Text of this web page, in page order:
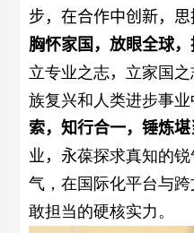
步，在合作中创新，
胸怀家国，放眼全球，
立专业之志， 立家国之
族复兴和人类进步事
索，知行合一，锤炼堪
业 ，永葆探求真知的
气，在国际化平台与跨
敢担当的硬核实力。